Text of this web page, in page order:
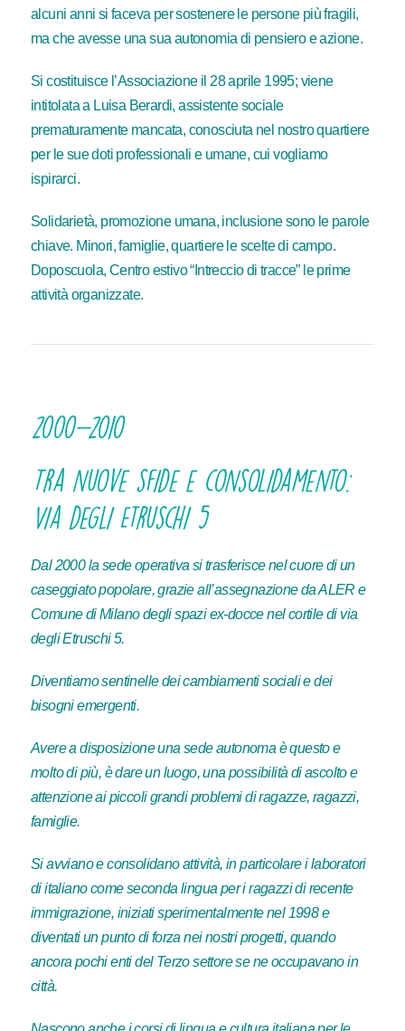
alcuni anni si faceva per sostenere le persone più fragili,
ma che avesse una sua autonomia di pensiero e azione.
Si costituisce l’Associazione il 28 aprile 1995; viene
intitolata a Luisa Berardi, assistente sociale
prematuramente mancata, conosciuta nel nostro quartiere
per le sue doti professionali e umane, cui vogliamo
ispirarci.
Solidarietà, promozione umana, inclusione sono le parole
chiave. Minori, famiglie, quartiere le scelte di campo.
Doposcuola, Centro estivo “Intreccio di tracce” le prime
attività organizzate.
2000-2010
Tra nuove sfide e consolidamento:
Via degli Etruschi 5
Dal 2000 la sede operativa si trasferisce nel cuore di un
caseggiato popolare, grazie all’assegnazione da ALER e
Comune di Milano degli spazi ex-docce nel cortile di via
degli Etruschi 5.
Diventiamo sentinelle dei cambiamenti sociali e dei
bisogni emergenti.
Avere a disposizione una sede autonoma è questo e
molto di più, è dare un luogo, una possibilità di ascolto e
attenzione ai piccoli grandi problemi di ragazze, ragazzi,
famiglie.
Si avviano e consolidano attività, in particolare i laboratori
di italiano come seconda lingua per i ragazzi di recente
immigrazione, iniziati sperimentalmente nel 1998 e
diventati un punto di forza nei nostri progetti, quando
ancora pochi enti del Terzo settore se ne occupavano in
città.